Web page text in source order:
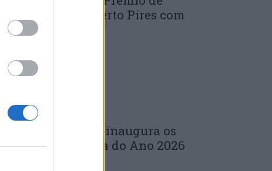
Inovação J. Norberto Pires com
candidaturas...
Bárbara Bandeira inaugura os
concertos da Feira do Ano 2026